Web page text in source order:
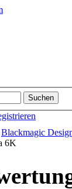
Blackmagic
6K